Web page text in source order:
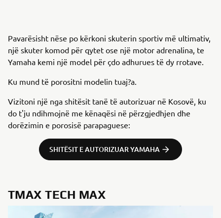
Pavarësisht nëse po kërkoni skuterin sportiv më ultimativ,
një skuter komod për qytet ose një motor adrenalina, te
Yamaha kemi një model për çdo adhurues të dy rrotave.
Ku mund të porositni modelin tuaj?a.
Vizitoni një nga shitësit tanë të autorizuar në Kosovë, ku
do t'ju ndihmojnë me kënaqësi në përzgjedhjen dhe
dorëzimin e porosisë parapaguese:
SHITËSIT E AUTORIZUAR YAMAHA
TMAX TECH MAX